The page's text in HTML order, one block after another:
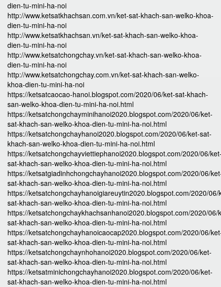
dien-tu-mini-ha-noi
http://www.ketsatkhachsan.com.vn/ket-sat-khach-san-welko-khoa-
dien-tu-mini-ha-noi
http://www.ketsatkhachsan.vn/ket-sat-khach-san-welko-khoa-
dien-tu-mini-ha-noi
http://www.ketsatchongchay.vn/ket-sat-khach-san-welko-khoa-
dien-tu-mini-ha-noi
http://www.ketsatchongchay.com.vn/ket-sat-khach-san-welko-
khoa-dien-tu-mini-ha-noi
https://ketsatcaocao-hanoi.blogspot.com/2020/06/ket-sat-khach-
san-welko-khoa-dien-tu-mini-ha-noi.html
https://ketsatchongchayminihanoi2020.blogspot.com/2020/06/ket-
sat-khach-san-welko-khoa-dien-tu-mini-ha-noi.html
https://ketsatchongchayhanoi2020.blogspot.com/2020/06/ket-sat-
khach-san-welko-khoa-dien-tu-mini-ha-noi.html
https://ketsatchongchayviettiephanoi2020.blogspot.com/2020/06/
sat-khach-san-welko-khoa-dien-tu-mini-ha-noi.html
https://ketsatgiadinhchongchayhanoi2020.blogspot.com/2020/06/
sat-khach-san-welko-khoa-dien-tu-mini-ha-noi.html
https://ketsatchongchayhanoigiareuytin2020.blogspot.com/2020/06/
sat-khach-san-welko-khoa-dien-tu-mini-ha-noi.html
https://ketsatchongchaykhachsanhanoi2020.blogspot.com/2020/06/
sat-khach-san-welko-khoa-dien-tu-mini-ha-noi.html
https://ketsatchongchayhanoicaocap2020.blogspot.com/2020/06/
sat-khach-san-welko-khoa-dien-tu-mini-ha-noi.html
https://ketsatchongchaynhohanoi2020.blogspot.com/2020/06/ket-
sat-khach-san-welko-khoa-dien-tu-mini-ha-noi.html
https://ketsatminichongchayhanoi2020.blogspot.com/2020/06/ket-
sat-khach-san-welko-khoa-dien-tu-mini-ha-noi.html